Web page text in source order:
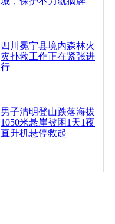
四川冕宁县境内森林火
灾扑救工作正在紧张进
行
男子清明登山跌落海拔
1050米悬崖被困1天1夜
直升机悬停救起